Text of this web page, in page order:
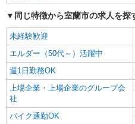
同じ特徴から室蘭市の求人を探
未経験歓迎
エルダー（50代～）活躍中
週1日勤務OK
上場企業・上場企業のグループ会
社
バイク通勤OK